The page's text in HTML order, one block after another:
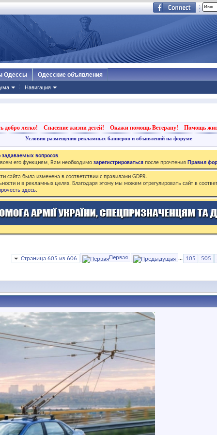
Навигация
Одессы Одесские объявления
добро легко! Спасение жизни детей! Окажи помощь Ветерану! Помощь
Условия размещения рекламных баннеров и объявлений на форуме
задаваемых вопросов.
его функциям, Вам необходимо зарегистрироваться после прочтения Правил
была изменена в соответствии с правилами GDPR.
и в рекламных целях. Благодаря этому мы можем отрегулировать сайт в
здесь.
Страница 605 из 606 Первая ... 105 505